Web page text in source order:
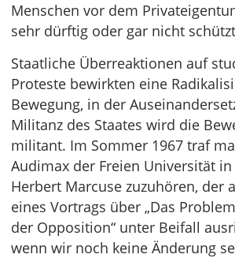
Menschen vor dem
sehr dürftig oder gar nicht
Staatliche Überreaktionen auf
Proteste bewirkten eine
Bewegung, in der
Militanz des Staates wird die
militant. Im Sommer 1967 traf
Audimax der Freien Universität
Herbert Marcuse zuzuhören, der
eines Vortrags über „Das
der Opposition“ unter Beifall
wenn wir noch keine Änderung